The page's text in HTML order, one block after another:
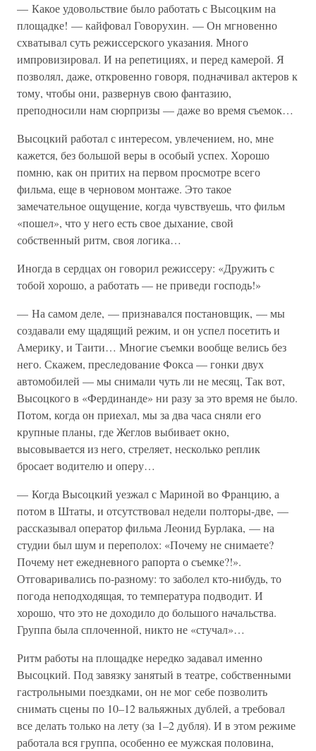
— Какое удовольствие было работать с Высоцким на
площадке! — кайфовал Говорухин. — Он мгновенно
схватывал суть режиссерского указания. Много
импровизировал. И на репетициях, и перед камерой. Я
позволял, даже, откровенно говоря, подначивал актеров к
тому, чтобы они, развернув свою фантазию,
преподносили нам сюрпризы — даже во время съемок…
Высоцкий работал с интересом, увлечением, но, мне
кажется, без большой веры в особый успех. Хорошо
помню, как он притих на первом просмотре всего
фильма, еще в черновом монтаже. Это такое
замечательное ощущение, когда чувствуешь, что фильм
«пошел», что у него есть свое дыхание, свой
собственный ритм, своя логика…
Иногда в сердцах он говорил режиссеру: «Дружить с
тобой хорошо, а работать — не приведи господь!»
— На самом деле, — признавался постановщик, — мы
создавали ему щадящий режим, и он успел посетить и
Америку, и Таити… Многие съемки вообще велись без
него. Скажем, преследование Фокса — гонки двух
автомобилей — мы снимали чуть ли не месяц, Так вот,
Высоцкого в «Фердинанде» ни разу за это время не было.
Потом, когда он приехал, мы за два часа сняли его
крупные планы, где Жеглов выбивает окно,
высовывается из него, стреляет, несколько реплик
бросает водителю и оперу…
— Когда Высоцкий уезжал с Мариной во Францию, а
потом в Штаты, и отсутствовал недели полторы-две, —
рассказывал оператор фильма Леонид Бурлака, — на
студии был шум и переполох: «Почему не снимаете?
Почему нет ежедневного рапорта о съемке?!».
Отговаривались по-разному: то заболел кто-нибудь, то
погода неподходящая, то температура подводит. И
хорошо, что это не доходило до большого начальства.
Группа была сплоченной, никто не «стучал»…
Ритм работы на площадке нередко задавал именно
Высоцкий. Под завязку занятый в театре, собственными
гастрольными поездками, он не мог себе позволить
снимать сцены по 10–12 вальяжных дублей, а требовал
все делать только на лету (за 1–2 дубля). И в этом режиме
работала вся группа, особенно ее мужская половина,